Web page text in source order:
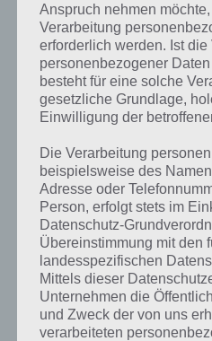
Anspruch nehmen
Verarbeitung
erforderlich werden. Ist die
personenbezogener
besteht für eine solche
gesetzliche Grundlage,
Einwilligung der
Die Verarbeitung
beispielsweise des
Adresse oder
Person, erfolgt stets im
Datenschutz-
Übereinstimmung mit den
landesspezifischen
Mittels dieser
Unternehmen die
und Zweck der von uns
verarbeiteten